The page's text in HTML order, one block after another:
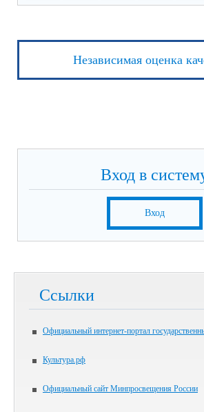
Независимая оценка
Вход в
Вход
Ссылки
Официальный интернет-портал
Культура.рф
Официальный сайт Минпросвещения России